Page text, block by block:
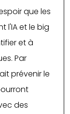
que les
l'IA et le big
et à
Par
prévenir le
des